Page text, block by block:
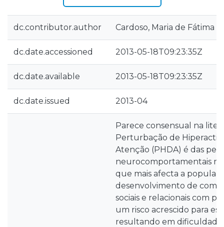
dc.contributor.author Cardoso, Maria de Fátima
dc.date.accessioned 2013-05-18T09:23:35Z
dc.date.available 2013-05-18T09:23:35Z
dc.date.issued 2013-04
Parece consensual na
Perturbação de
Atenção (PHDA) é das
neurocomportamentais
que mais afecta a
desenvolvimento de
sociais e relacionais com
um risco acrescido para
resultando em